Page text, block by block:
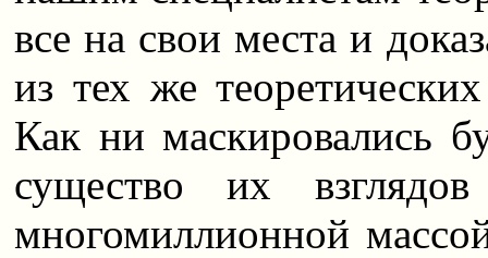
все на свои места и
из тех же
Как ни маскировались
существо их
многомиллионной